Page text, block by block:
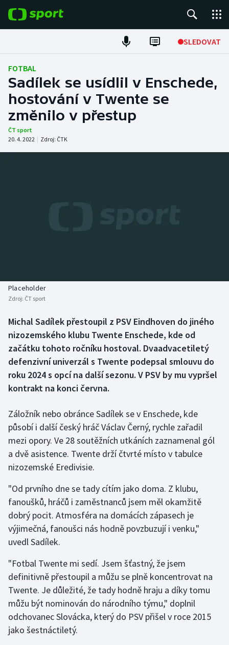
SLEDOVAT
Fotbal
Hokej
Tenis
Atletika
Biatlon
Box
Curling
Dostihy
Florbal
Futsal
Golf
Gymnastika
Házená
Jezdectví
Krasobruslení
Lezení
Lyže a snowboard
Aplikace ČT sport
FOTBAL
Sadílek se usídlil v Enschede,
hostování v Twente se
změnilo v přestup
ČT sport
20. 4. 2022 | Zdroj: ČTK
Placeholder
Zdroj: ČT sport
Michal Sadílek přestoupil z PSV Eindhoven do jiného
nizozemského klubu Twente Enschede, kde od
začátku tohoto ročníku hostoval. Dvaadvacetiletý
defenzivní univerzál s Twente podepsal smlouvu do
roku 2024 s opcí na další sezonu. V PSV by mu vypršel
kontrakt na konci června.
Záložník nebo obránce Sadílek se v Enschede, kde
působí i další český hráč Václav Černý, rychle zařadil
mezi opory. Ve 28 soutěžních utkáních zaznamenal gól
a dvě asistence. Twente drží čtvrté místo v tabulce
nizozemské Eredivisie.
"Od prvního dne se tady cítím jako doma. Z klubu,
fanoušků, hráčů i zaměstnanců jsem měl okamžitě
dobrý pocit. Atmosféra na domácích zápasech je
výjimečná, fanoušci nás hodně povzbuzují i venku,"
uvedl Sadílek.
"Fotbal Twente mi sedí. Jsem šťastný, že jsem
definitivně přestoupil a můžu se plně koncentrovat na
Twente. Je důležité, že tady hodně hraju a díky tomu
můžu být nominován do národního týmu," doplnil
odchovanec Slovácka, který do PSV přišel v roce 2015
jako šestnáctiletý.